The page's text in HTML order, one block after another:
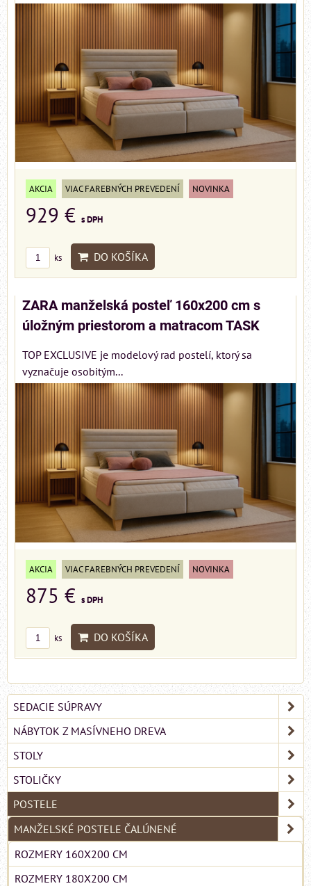
AKCIA VIAC FAREBNÝCH PREVEDENÍ NOVINKA
929 € s DPH
ks DO KOŠÍKA
ZARA manželská posteľ 160x200 cm s
úložným priestorom a matracom TASK
TOP EXCLUSIVE je modelový rad postelí, ktorý sa
vyznačuje osobitým...
AKCIA VIAC FAREBNÝCH PREVEDENÍ NOVINKA
875 € s DPH
ks DO KOŠÍKA
SEDACIE SÚPRAVY
NÁBYTOK Z MASÍVNEHO DREVA
STOLY
STOLIČKY
POSTELE
MANŽELSKÉ POSTELE ČALÚNENÉ
ROZMERY 160X200 CM
ROZMERY 180X200 CM